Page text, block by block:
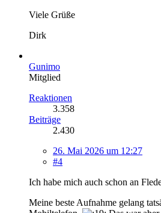
Viele Grüße
Dirk
Gunimo
Mitglied
Reaktionen
3.358
Beiträge
2.430
26. Mai 2026 um 12:27
#4
Ich habe mich auch schon an
Meine beste Aufnahme gelang